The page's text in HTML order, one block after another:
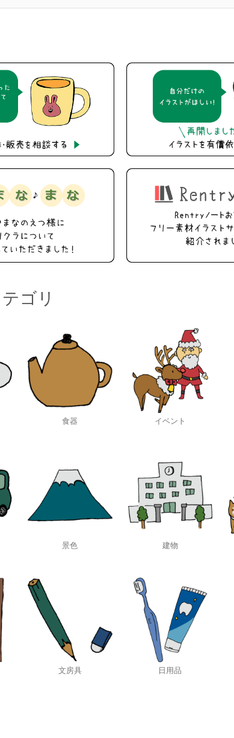
ゴリ
食器 イベント
景色 建物
文房具 日用品